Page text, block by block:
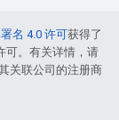
名 4.0 许可获得了
可。有关详情，请
关联公司的注册商